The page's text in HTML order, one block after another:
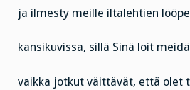
ja ilmesty meille iltalehtien
kansikuvissa, sillä Sinä loit
vaikka jotkut väittävät, että olet